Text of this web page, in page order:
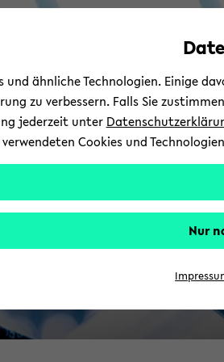
und ähnliche Technologien. Einige
zu verbessern. Falls Sie
jederzeit unter
Cookies und
Nur